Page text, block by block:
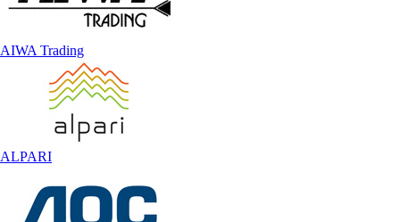
AIWA Trading
ALPARI